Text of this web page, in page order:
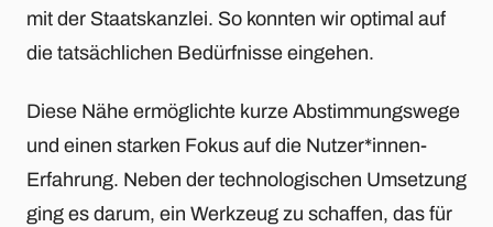
mit der Staatskanzlei. So konnten wir optimal auf
die tatsächlichen Bedürfnisse eingehen.
Diese Nähe ermöglichte kurze Abstimmungswege
und einen starken Fokus auf die Nutzer*innen-
Erfahrung. Neben der technologischen Umsetzung
ging es darum, ein Werkzeug zu schaffen, das für